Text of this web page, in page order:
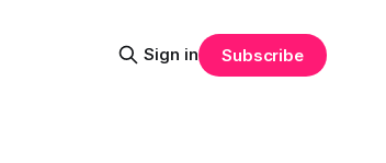
Sign in Subscribe